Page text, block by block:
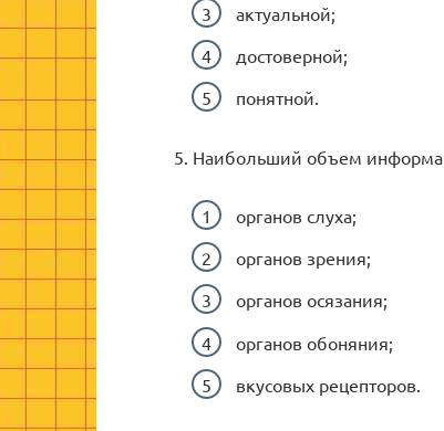
актуальной;
достоверной;
понятной.
5. Наибольший объем
органов слуха;
органов зрения;
органов осязания;
органов обоняния;
вкусовых рецепторов.